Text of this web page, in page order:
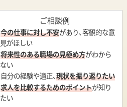
ご相談例
今の仕事に対し不安があり、客観的な意
見がほしい
将来性のある職場の見極め方がわから
ない
自分の経験や適正、現状を振り返りたい
求人を比較するためのポイントが知り
たい